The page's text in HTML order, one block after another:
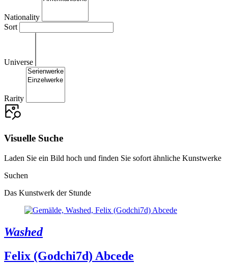
Nationality
Sort
Universe
Rarity
Visuelle Suche
Laden Sie ein Bild hoch und finden Sie sofort ähnliche Kunstwerke
Suchen
Das Kunstwerk der Stunde
Washed
Felix (Godchi7d) Abcede